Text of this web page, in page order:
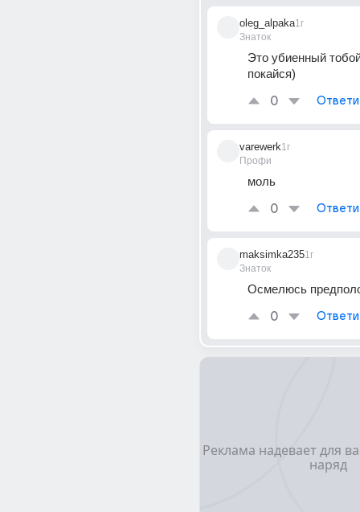
oleg_alpaka
Знаток
1г
Это убиенный
покайся)
0
varewerk
Профи
1г
моль
0
maksimka235
Знаток
1г
Осмелюсь
0